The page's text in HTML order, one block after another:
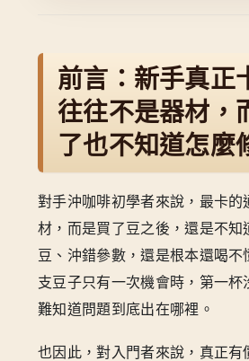
前言：新手真正
往往不是器材，
了也不知道怎麼
對手沖咖啡初學者來說，最卡的
材，而是買了豆之後，還是不知
豆、沖錯參數，還是根本還喝不
支豆子只有一次機會時，第一杯
難知道問題到底出在哪裡。
也因此，對入門者來說，真正有